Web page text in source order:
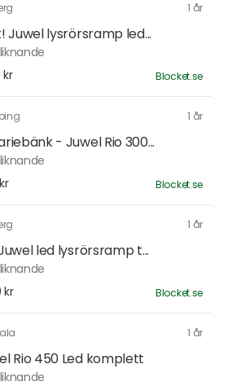
1 år
Juwel lysrörsramp led...
kr
Blocket.se
1 år
- Juwel Rio 300...
Blocket.se
1 år
led lysrörsramp t...
kr
Blocket.se
1 år
Rio 450 Led komplett